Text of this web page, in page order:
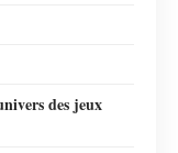
des jeux